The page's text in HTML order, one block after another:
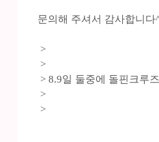
문의해 주셔서 감사합니다
>
>
> 8.9일 둘중에 돌핀크루
>
>